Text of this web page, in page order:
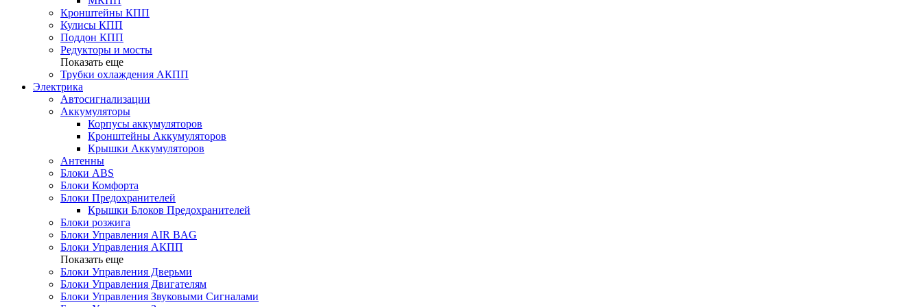
Кронштейны КПП
Кулисы КПП
Поддон КПП
Редукторы и мосты
Показать еще
Трубки охлаждения АКПП
Электрика
Автосигнализации
Аккумуляторы
Корпусы аккумуляторов
Кронштейны Аккумуляторов
Крышки Аккумуляторов
Антенны
Блоки ABS
Блоки Комфорта
Блоки Предохранителей
Крышки Блоков Предохранителей
Блоки розжига
Блоки Управления AIR BAG
Блоки Управления АКПП
Показать еще
Блоки Управления Дверьми
Блоки Управления Двигателям
Блоки Управления Звуковыми Сигналами